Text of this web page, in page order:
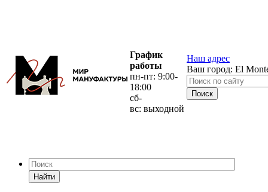
График
работы
пн-пт: 9:00-
18:00
сб-
вс: выходной
Наш адрес
Ваш город: El
Найти